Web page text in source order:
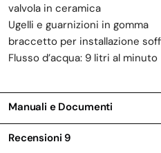
valvola in ceramica
Ugelli e guarnizioni in gomma
braccetto per installazione
Flusso d’acqua: 9 litri al minuto
Manuali e Documenti
Recensioni 9